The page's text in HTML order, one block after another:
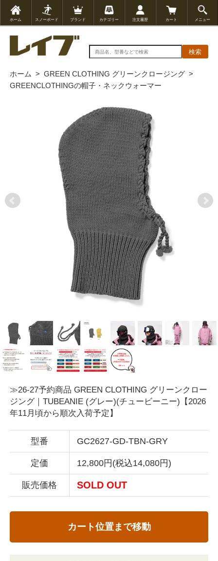
ホーム スノーボード ブランド カテゴリー 注文履歴 カート メニュー
検索
ホーム > GREEN CLOTHING グリーンクロージング >
GREENCLOTHINGの帽子・ネックウォーマー
≫26-27予約商品 GREEN CLOTHING グリーンクロー
ジング｜TUBEANIE (グレー)(チュービーニー)【2026
年11月頃から順次入荷予定】
型番 GC2627-GD-TBN-GRY
定価 12,800円(税込14,080円)
販売価格 SOLD OUT
カート位置まで移動